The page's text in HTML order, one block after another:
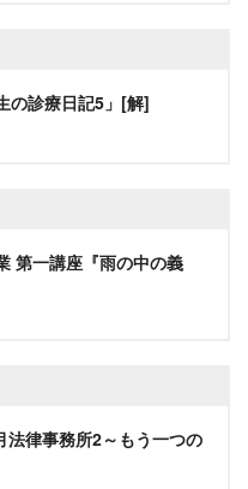
の診療日記5」[解]
第一講座『雨の中の義
律事務所2～もう一つの